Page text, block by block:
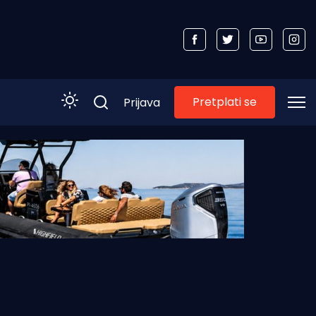
Prijava Pretplati se